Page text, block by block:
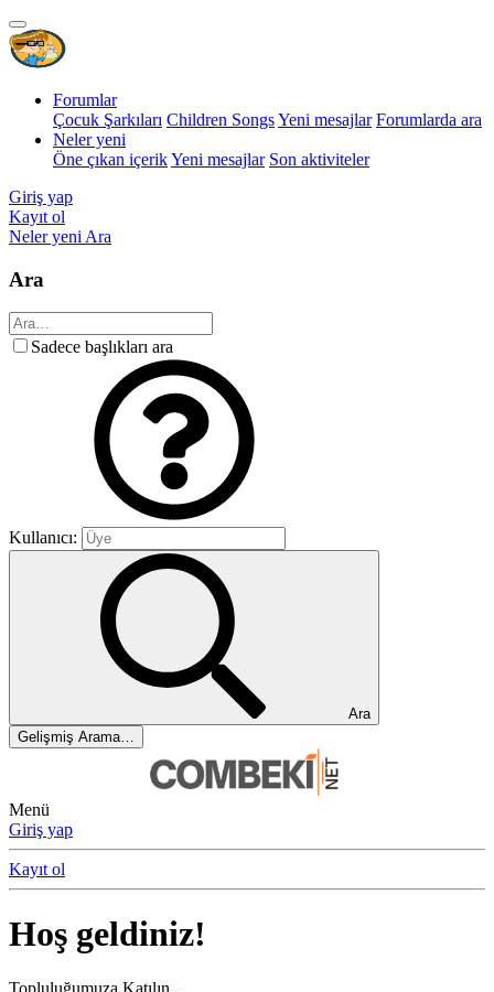
Forumlar
Çocuk Şarkıları Children SongsYeni mesajlar Forumlarda ara
Neler yeni
Öne çıkan içerikYeni mesajlar Son aktiviteler
Giriş yap
Kayıt ol
Neler yeni Ara
Ara
Sadece başlıkları ara
Kullanıcı:
Ara
Gelişmiş Arama…
Menü
Giriş yap
Kayıt ol
Hoş geldiniz!
Topluluğumuza Katılın..